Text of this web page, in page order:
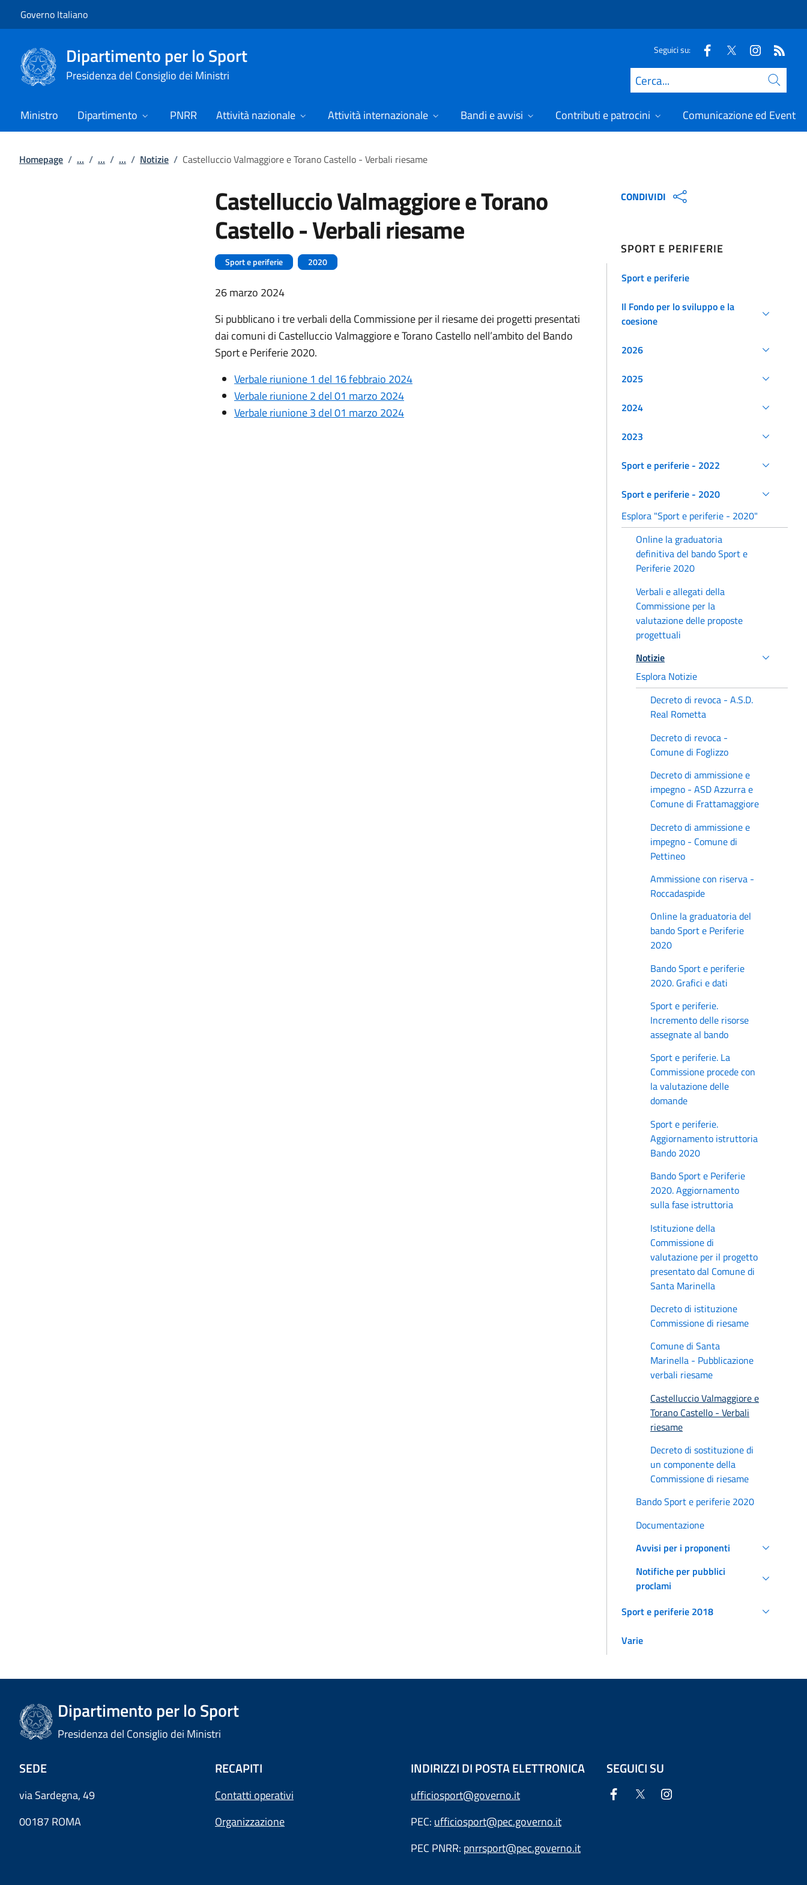
Governo Italiano
Dipartimento per lo Sport
Presidenza del Consiglio dei Ministri
Seguici su:
Cerca
Ministro Dipartimento PNRR Attività nazionale Attività internazionale Bandi e avvisi Contributi e patrocini Comunicazione ed Eventi
Homepage / ... / ... / ... / Notizie / Castelluccio Valmaggiore e Torano Castello - Verbali riesame
Castelluccio Valmaggiore e Torano
Castello - Verbali riesame
Sport e periferie 2020
26 marzo 2024
Si pubblicano i tre verbali della Commissione per il riesame dei progetti presentati
dai comuni di Castelluccio Valmaggiore e Torano Castello nell’ambito del Bando
Sport e Periferie 2020.
Verbale riunione 1 del 16 febbraio 2024
Verbale riunione 2 del 01 marzo 2024
Verbale riunione 3 del 01 marzo 2024
CONDIVIDI
SPORT E PERIFERIE
Sport e periferie
Il Fondo per lo sviluppo e la
coesione
2026
2025
2024
2023
Sport e periferie - 2022
Sport e periferie - 2020
Esplora "Sport e periferie - 2020"
Online la graduatoria
definitiva del bando Sport e
Periferie 2020
Verbali e allegati della
Commissione per la
valutazione delle proposte
progettuali
Notizie
Esplora Notizie
Decreto di revoca - A.S.D.
Real Rometta
Decreto di revoca -
Comune di Foglizzo
Decreto di ammissione e
impegno - ASD Azzurra e
Comune di Frattamaggiore
Decreto di ammissione e
impegno - Comune di
Pettineo
Ammissione con riserva -
Roccadaspide
Online la graduatoria del
bando Sport e Periferie
2020
Bando Sport e periferie
2020. Grafici e dati
Sport e periferie.
Incremento delle risorse
assegnate al bando
Sport e periferie. La
Commissione procede con
la valutazione delle
domande
Sport e periferie.
Aggiornamento istruttoria
Bando 2020
Bando Sport e Periferie
2020. Aggiornamento
sulla fase istruttoria
Istituzione della
Commissione di
valutazione per il progetto
presentato dal Comune di
Santa Marinella
Decreto di istituzione
Commissione di riesame
Comune di Santa
Marinella - Pubblicazione
verbali riesame
Castelluccio Valmaggiore e
Torano Castello - Verbali
riesame
Decreto di sostituzione di
un componente della
Commissione di riesame
Bando Sport e periferie 2020
Documentazione
Avvisi per i proponenti
Notifiche per pubblici
proclami
Sport e periferie 2018
Varie
Dipartimento per lo Sport
Presidenza del Consiglio dei Ministri
SEDE
via Sardegna, 49
00187 ROMA
RECAPITI
Contatti operativi
Organizzazione
INDIRIZZI DI POSTA ELETTRONICA
ufficiosport@governo.it
PEC: ufficiosport@pec.governo.it
PEC PNRR: pnrrsport@pec.governo.it
SEGUICI SU